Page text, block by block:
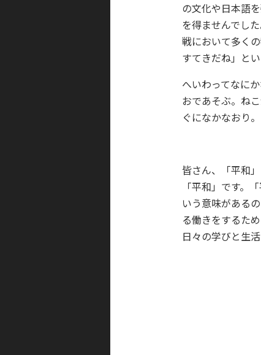
の文化や日本語
を得ませんでし
戦において多く
すてきだね」と
へいわってなに
おであそぶ。ね
ぐになかなおり。
皆さん、「平和
「平和」です。
いう意味がある
る働きをするた
日々の学びと生